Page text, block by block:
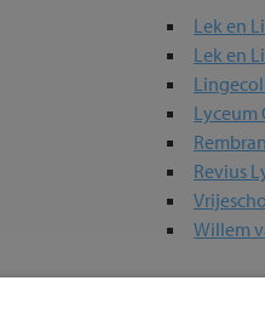
Lek en
Lek en
Lyceum
Revius
Willem